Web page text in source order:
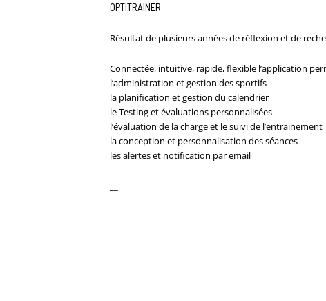
OPTITRAINER
Résultat de plusieurs années de réflexion et de
Connectée, intuitive, rapide, flexible l’application
l’administration et gestion des sportifs
la planification et gestion du calendrier
le Testing et évaluations personnalisées
l’évaluation de la charge et le suivi de l’entrainement
la conception et personnalisation des séances
les alertes et notification par email